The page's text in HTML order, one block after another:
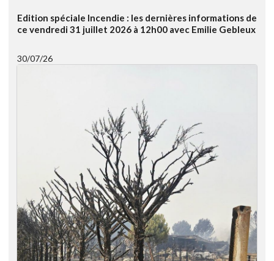
Edition spéciale Incendie : les dernières informations de
ce vendredi 31 juillet 2026 à 12h00 avec Emilie Gebleux
30/07/26